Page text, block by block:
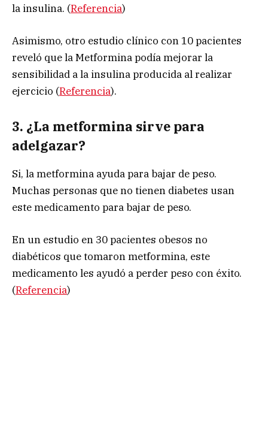
la insulina. (Referencia)
Asimismo, otro estudio clínico con 10 pacientes
reveló que la Metformina podía mejorar la
sensibilidad a la insulina producida al realizar
ejercicio (Referencia).
3. ¿La metformina sirve para
adelgazar?
Si, la metformina ayuda para bajar de peso.
Muchas personas que no tienen diabetes usan
este medicamento para bajar de peso.
En un estudio en 30 pacientes obesos no
diabéticos que tomaron metformina, este
medicamento les ayudó a perder peso con éxito.
(Referencia)